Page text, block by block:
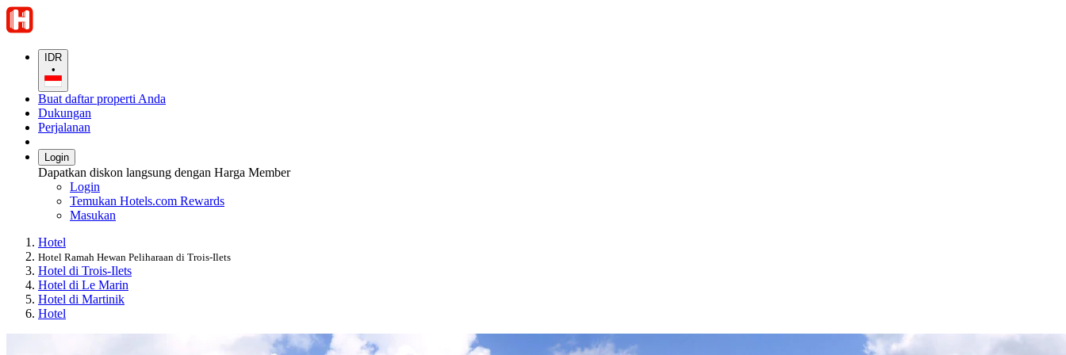
IDR
•
Buat daftar properti Anda
Dukungan
Perjalanan
Login
Dapatkan diskon langsung dengan Harga Member
Login
Temukan Hotels.com Rewards
Masukan
Hotel
Hotel Ramah Hewan Peliharaan di Trois-Ilets
Hotel di Trois-Ilets
Hotel di Le Marin
Hotel di Martinik
Hotel